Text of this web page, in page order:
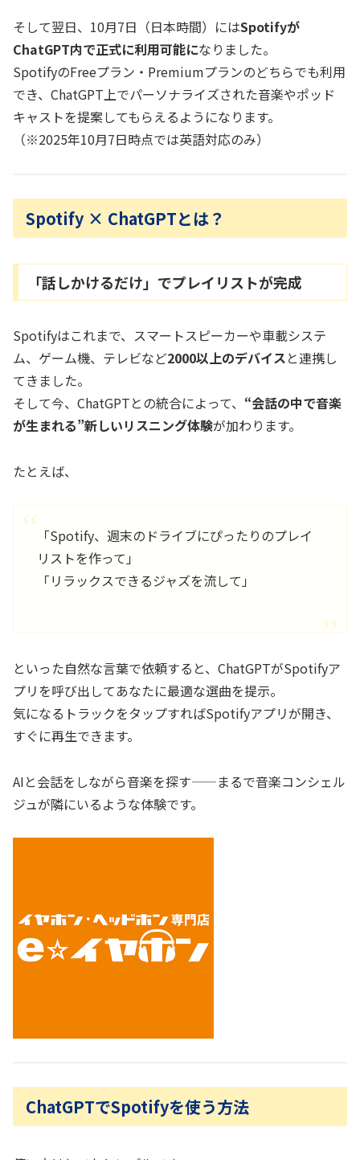
そして翌日、10月7日（日本時間）にはSpotifyが
ChatGPT内で正式に利用可能になりました。
SpotifyのFreeプラン・Premiumプランのどちらでも利用
でき、ChatGPT上でパーソナライズされた音楽やポッド
キャストを提案してもらえるようになります。
（※2025年10月7日時点では英語対応のみ）
Spotify × ChatGPTとは？
「話しかけるだけ」でプレイリストが完成
Spotifyはこれまで、スマートスピーカーや車載システ
ム、ゲーム機、テレビなど2000以上のデバイスと連携し
てきました。
そして今、ChatGPTとの統合によって、 “会話の中で音楽
が生まれる”新しいリスニング体験が加わります。
たとえば、
「Spotify、週末のドライブにぴったりのプレイ
リストを作って」
「リラックスできるジャズを流して」
といった自然な言葉で依頼すると、ChatGPTがSpotifyア
プリを呼び出してあなたに最適な選曲を提示。
気になるトラックをタップすればSpotifyアプリが開き、
すぐに再生できます。
AIと会話をしながら音楽を探す——まるで音楽コンシェル
ジュが隣にいるような体験です。
ChatGPTでSpotifyを使う方法